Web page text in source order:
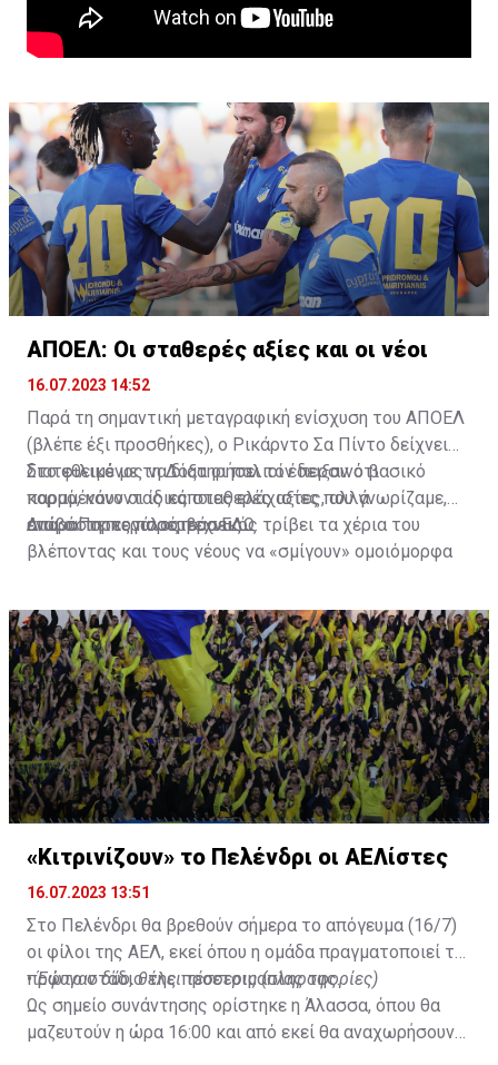
ΑΠΟΕΛ: Οι σταθερές αξίες και οι νέοι
16.07.2023 14:52
Παρά τη σημαντική μεταγραφική ενίσχυση του ΑΠΟΕΛ
(βλέπε έξι προσθήκες), ο Ρικάρντο Σα Πίντο δείχνει
διατεθειμένος να διατηρήσει τον περσινό βασικό
κορμό, κάνοντας κάποιες ελάχιστες, αλλά
απαραίτητες παρεμβάσεις.
Στο φιλικό με τη Δόξα οι παλιοί έδειξαν ότι
παραμένουν οι ίδιες σταθερές αξίες που γνωρίζαμε,
ενώ ο Πορτογάλος τεχνικός τρίβει τα χέρια του
βλέποντας και τους νέους να «σμίγουν» ομοιόμορφα
Διαβάστε περισσότεραΕΔΩ.
«Κιτρινίζουν» το Πελένδρι οι ΑΕΛίστες
16.07.2023 13:51
Στο Πελένδρι θα βρεθούν σήμερα το απόγευμα (16/7)
οι φίλοι της ΑΕΛ, εκεί όπου η ομάδα πραγματοποιεί το
πρώτο στάδιο της προετοιμασίας της.
•Έφυγαν δύο, θέλει τέσσερις (πληροφορίες)
Ως σημείο συνάντησης ορίστηκε η Άλασσα, όπου θα
μαζευτούν η ώρα 16:00 και από εκεί θα αναχωρήσουν